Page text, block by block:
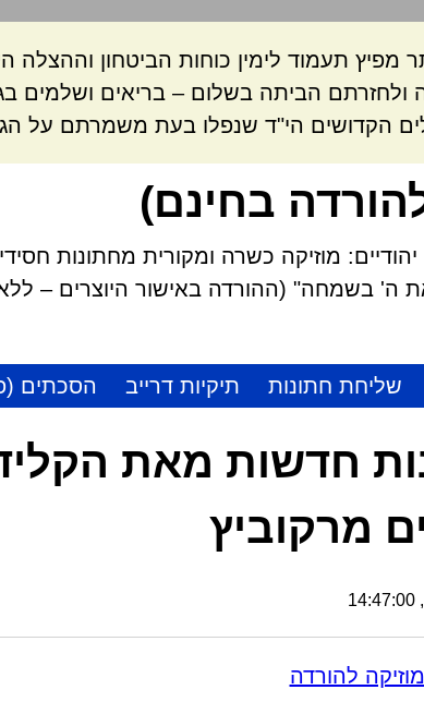
תעמוד לימין כוחות הביטחון
ולחזרתם הביתה בשלום – בריאים ושלמים
הקדושים הי"ד שנפלו בעת משמרתם על
בחינם)
מוזיקה כשרה ומקורית מחתונות
בשמחה" (ההורדה באישור היוצרים – ללא
שליחת חתונות תיקיות דרייב הסכתים
חדשות מאת
מרקוביץ
מוזיקה להורדה